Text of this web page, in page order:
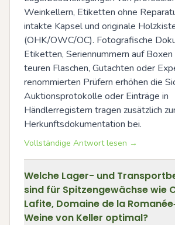
Weinkellern, Etiketten ohne
intakte Kapsel und originale
(OHK/OWC/OC). Fotografische
Etiketten, Seriennummern auf Boxen
teuren Flaschen, Gutachten oder
renommierten Prüfern erhöhen die
Auktionsprotokolle oder Einträge in
Händlerregistern tragen zusätzlich
Herkunftsdokumentation bei.
Vollständige Antwort lesen →
Welche Lager- und
sind für Spitzengewächse wie
Lafite, Domaine de la
Weine von Keller optimal?